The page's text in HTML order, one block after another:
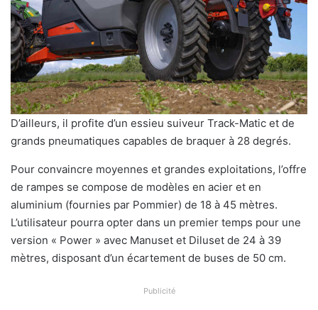
D’ailleurs, il profite d’un essieu suiveur Track-Matic et de
grands pneumatiques capables de braquer à 28 degrés.
Pour convaincre moyennes et grandes exploitations, l’offre
de rampes se compose de modèles en acier et en
aluminium (fournies par Pommier) de 18 à 45 mètres.
L’utilisateur pourra opter dans un premier temps pour une
version « Power » avec Manuset et Diluset de 24 à 39
mètres, disposant d’un écartement de buses de 50 cm.
Publicité